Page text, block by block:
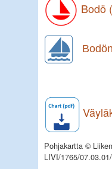
Bodö
Pohjakartta ©
LIVI/1765/